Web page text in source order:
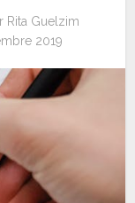
Rita Guelzim
2019